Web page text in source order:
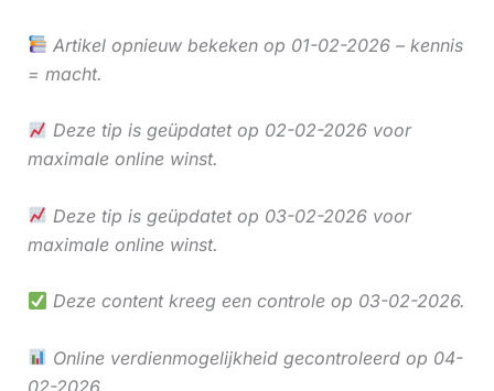
Artikel opnieuw bekeken op 01-02-2026 – kennis
= macht.
Deze tip is geüpdatet op 02-02-2026 voor
maximale online winst.
Deze tip is geüpdatet op 03-02-2026 voor
maximale online winst.
Deze content kreeg een controle op 03-02-2026.
Online verdienmogelijkheid gecontroleerd op 04-
02-2026.